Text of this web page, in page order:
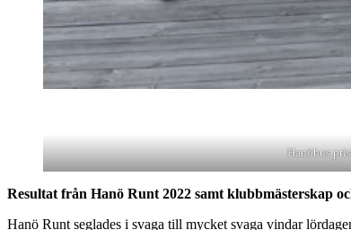
Hanöhus
Resultat från Hanö Runt 2022 samt klubbmästerskap
Hanö Runt seglades i svaga till mycket svaga vindar